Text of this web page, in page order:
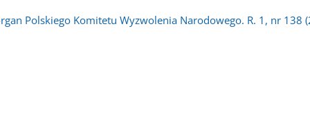
Polskiego Komitetu Wyzwolenia Narodowego. R. 1, nr 138